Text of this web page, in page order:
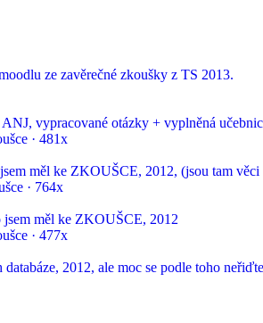
ze zavěrečné zkoušky z TS 2013.
vypracované otázky + vyplněná
· 481x
měl ke ZKOUŠCE, 2012, (jsou tam
· 764x
měl ke ZKOUŠCE, 2012
· 477x
2012, ale moc se podle toho